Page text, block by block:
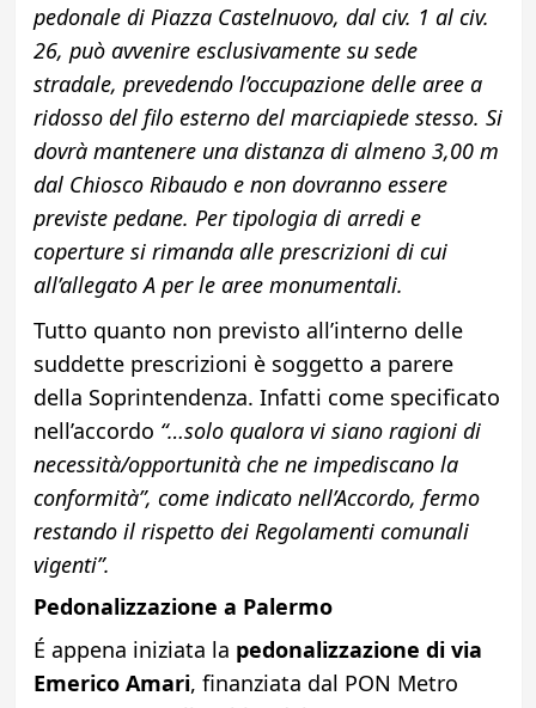
pedonale di Piazza Castelnuovo, dal civ. 1 al civ.
26, può avvenire esclusivamente su sede
stradale, prevedendo l’occupazione delle aree a
ridosso del filo esterno del marciapiede stesso. Si
dovrà mantenere una distanza di almeno 3,00 m
dal Chiosco Ribaudo e non dovranno essere
previste pedane. Per tipologia di arredi e
coperture si rimanda alle prescrizioni di cui
all’allegato A per le aree monumentali.
Tutto quanto non previsto all’interno delle
suddette prescrizioni è soggetto a parere
della Soprintendenza. Infatti come specificato
nell’accordo “…solo qualora vi siano ragioni di
necessità/opportunità che ne impediscano la
conformità”, come indicato nell’Accordo, fermo
restando il rispetto dei Regolamenti comunali
vigenti”.
Pedonalizzazione a Palermo
É appena iniziata la pedonalizzazione di via
Emerico Amari, finanziata dal PON Metro